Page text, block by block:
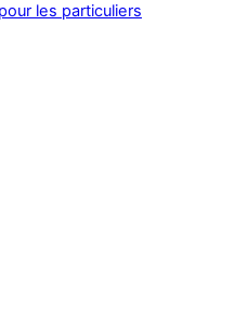
les particuliers